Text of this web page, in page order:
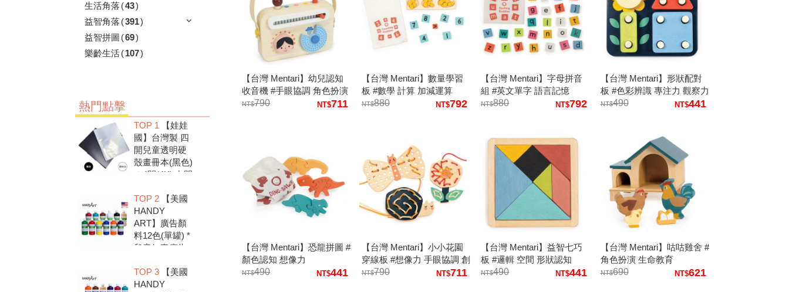
生活角落 (43)
益智角落 (391)
益智拼圖 (69)
樂齡生活(107)
熱門點擊
TOP 1 【娃娃
國】台灣製 四
開兒童透明硬
殼畫冊本(黑色)
＊4開(4K).中間
扣.資料袋.圖畫
紙收集冊.收納
冊
TOP 2【美國
HANDY
ART】廣告顏
料12色(單罐) *
兒童無毒廣告
放心，彩繪DIY
超有趣
TOP 3【美國
HANDY
【台灣 Mentari】幼兒認知
收音機 #手眼協調 角色扮演
感覺統合
790 711
【台灣 Mentari】數量學習
板 #數學 計算 加減運算
880
792
【台灣 Mentari】字母拼音
組 #英文單字 語言記憶
880
792
【台灣 Mentari】形狀配對
板 #色彩辨識 專注力 觀察力
手眼協調
490 441
【台灣 Mentari】恐龍拼圖 #
顏色認知 想像力
490
441
【台灣 Mentari】小小花園
穿線板 #想像力 手眼協調 創
造力790 711
【台灣 Mentari】益智七巧
板 #邏輯 空間 形狀認知
490
441
【台灣 Mentari】咕咕雞舍 #
角色扮演 生命教育
690
621